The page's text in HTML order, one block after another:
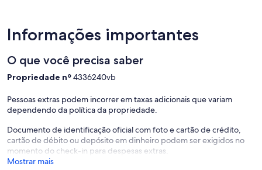
Informações importantes
O que você precisa saber
Propriedade nº4336240vb
Pessoas extras podem incorrer em taxas adicionais que variam
dependendo da política da propriedade.
Documento de identificação oficial com foto e cartão de crédito,
cartão de débito ou depósito em dinheiro podem ser exigidos no
momento do check-in para despesas extras.
Mostrar mais